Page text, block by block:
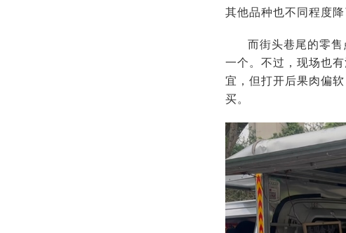
其他品种也不同程度
而街头巷尾的零
一个。不过，现场也
宜，但打开后果肉偏
买。